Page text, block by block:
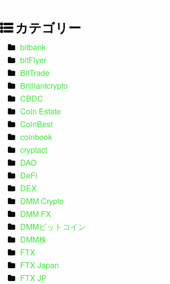
カテゴリー
bitbank
bitFlyer
BitTrade
Brilliantcrypto
CBDC
Coin Estate
CoinBest
coinbook
cryptact
DAO
DeFi
DEX
DMM Crypto
DMM FX
DMMビットコイン
DMM株
FTX
FTX Japan
FTX JP